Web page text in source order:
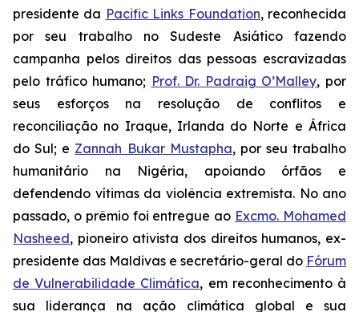
presidente da Pacific Links Foundation, reconhecida
por seu trabalho no Sudeste Asiático fazendo
campanha pelos direitos das pessoas escravizadas
pelo tráfico humano; Prof. Dr. Padraig O’Malley, por
seus esforços na resolução de conflitos e
reconciliação no Iraque, Irlanda do Norte e África
do Sul; e Zannah Bukar Mustapha, por seu trabalho
humanitário na Nigéria, apoiando órfãos e
defendendo vítimas da violência extremista. No ano
passado, o prêmio foi entregue ao Excmo. Mohamed
Nasheed, pioneiro ativista dos direitos humanos, ex-
presidente das Maldivas e secretário-geral do Fórum
de Vulnerabilidade Climática, em reconhecimento à
sua liderança na ação climática global e sua